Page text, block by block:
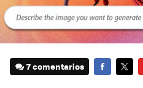
7 comentarios